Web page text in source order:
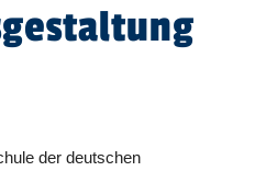
der deutschen